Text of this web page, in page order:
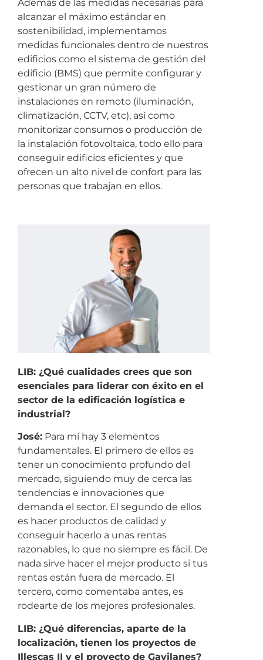
Además de las medidas necesarias para
alcanzar el máximo estándar en
sostenibilidad, implementamos
medidas funcionales dentro de nuestros
edificios como el sistema de gestión del
edificio (BMS) que permite configurar y
gestionar un gran número de
instalaciones en remoto (iluminación,
climatización, CCTV, etc), así como
monitorizar consumos o producción de
la instalación fotovoltaica, todo ello para
conseguir edificios eficientes y que
ofrecen un alto nivel de confort para las
personas que trabajan en ellos.
LIB: ¿Qué cualidades crees que son
esenciales para liderar con éxito en el
sector de la edificación logística e
industrial?
José: Para mí hay 3 elementos
fundamentales. El primero de ellos es
tener un conocimiento profundo del
mercado, siguiendo muy de cerca las
tendencias e innovaciones que
demanda el sector. El segundo de ellos
es hacer productos de calidad y
conseguir hacerlo a unas rentas
razonables, lo que no siempre es fácil. De
nada sirve hacer el mejor producto si tus
rentas están fuera de mercado. El
tercero, como comentaba antes, es
rodearte de los mejores profesionales.
LIB: ¿Qué diferencias, aparte de la
localización, tienen los proyectos de
Illescas II y el proyecto de Gavilanes?